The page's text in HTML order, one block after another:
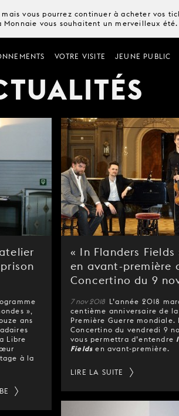
vous pourrez continuer à acheter vos
Monnaie vous souhaitent un merveilleux été.
VOTRE VISITE JEUNE PUBLIC
»,
ans
Libre
à la
« In Flanders Fields
en avant-première
Concertino du 9
7 nov 2018 L’année 2018
centième anniversaire de
Première Guerre mondiale.
Concertino du vendredi 9
vous permettra d’entendre
Fields en avant-première.
LIRE LA SUITE